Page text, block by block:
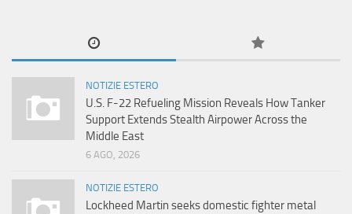
NOTIZIE ESTERO
U.S. F-22 Refueling Mission Reveals How Tanker
Support Extends Stealth Airpower Across the
Middle East
6 AGO, 2026
NOTIZIE ESTERO
Lockheed Martin seeks domestic fighter metal